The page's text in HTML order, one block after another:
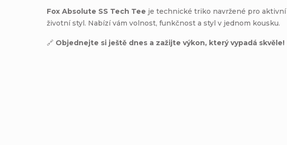
Fox Absolute SS Tech Tee je technické triko navržené pro aktivní
životní styl. Nabízí vám volnost, funkčnost a styl v jednom kousku.
🔗 Objednejte si ještě dnes a zažijte výkon, který vypadá skvěle!